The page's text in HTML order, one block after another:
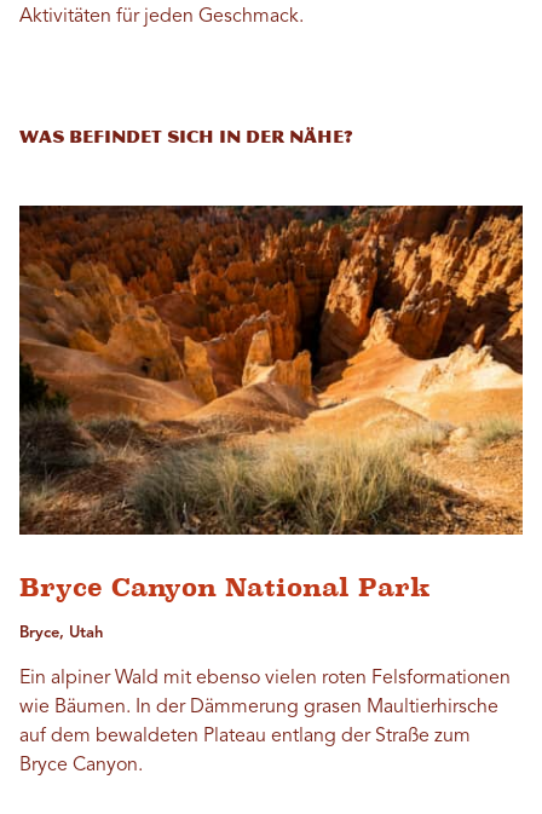
Aktivitäten für jeden Geschmack.
Was befindet sich in der Nähe?
Bryce Canyon National Park
Bryce, Utah
Ein alpiner Wald mit ebenso vielen roten Felsformationen
wie Bäumen. In der Dämmerung grasen Maultierhirsche
auf dem bewaldeten Plateau entlang der Straße zum
Bryce Canyon.